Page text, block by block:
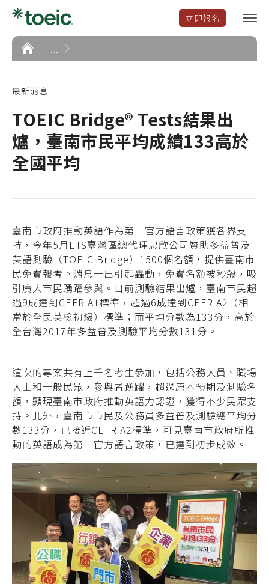
立即報名
選
單
首
頁
...
最新消息
TOEIC Bridge® Tests結果出
爐，臺南市民平均成績133高於
全國平均
臺南市政府推動英語作為第二官方語言政策獲各界支
持，今年5月ETS臺灣區總代理忠欣公司贊助多益普及
英語測驗（TOEIC Bridge）1500個名額，提供臺南市
民免費報考。消息一出引起轟動，免費名額被秒殺，吸
引廣大市民踴躍參與。日前測驗結果出爐，臺南市民超
過9成達到CEFR A1標準，超過6成達到CEFR A2（相
當於全民英檢初級）標準；而平均分數為133分，高於
全台灣2017年多益普及測驗平均分數131分。
這次的專案共有上千名考生參加，包括公務人員、職場
人士和一般民眾，參與者踴躍，超過原本預期及測驗名
額，顯現臺南市政府推動英語力認證，獲得不少民眾支
持。此外，臺南市市民及公務員多益普及測驗總平均分
數133分，已接近CEFR A2標準，可見臺南市政府所推
動的英語成為第二官方語言政策，已達到初步成效。